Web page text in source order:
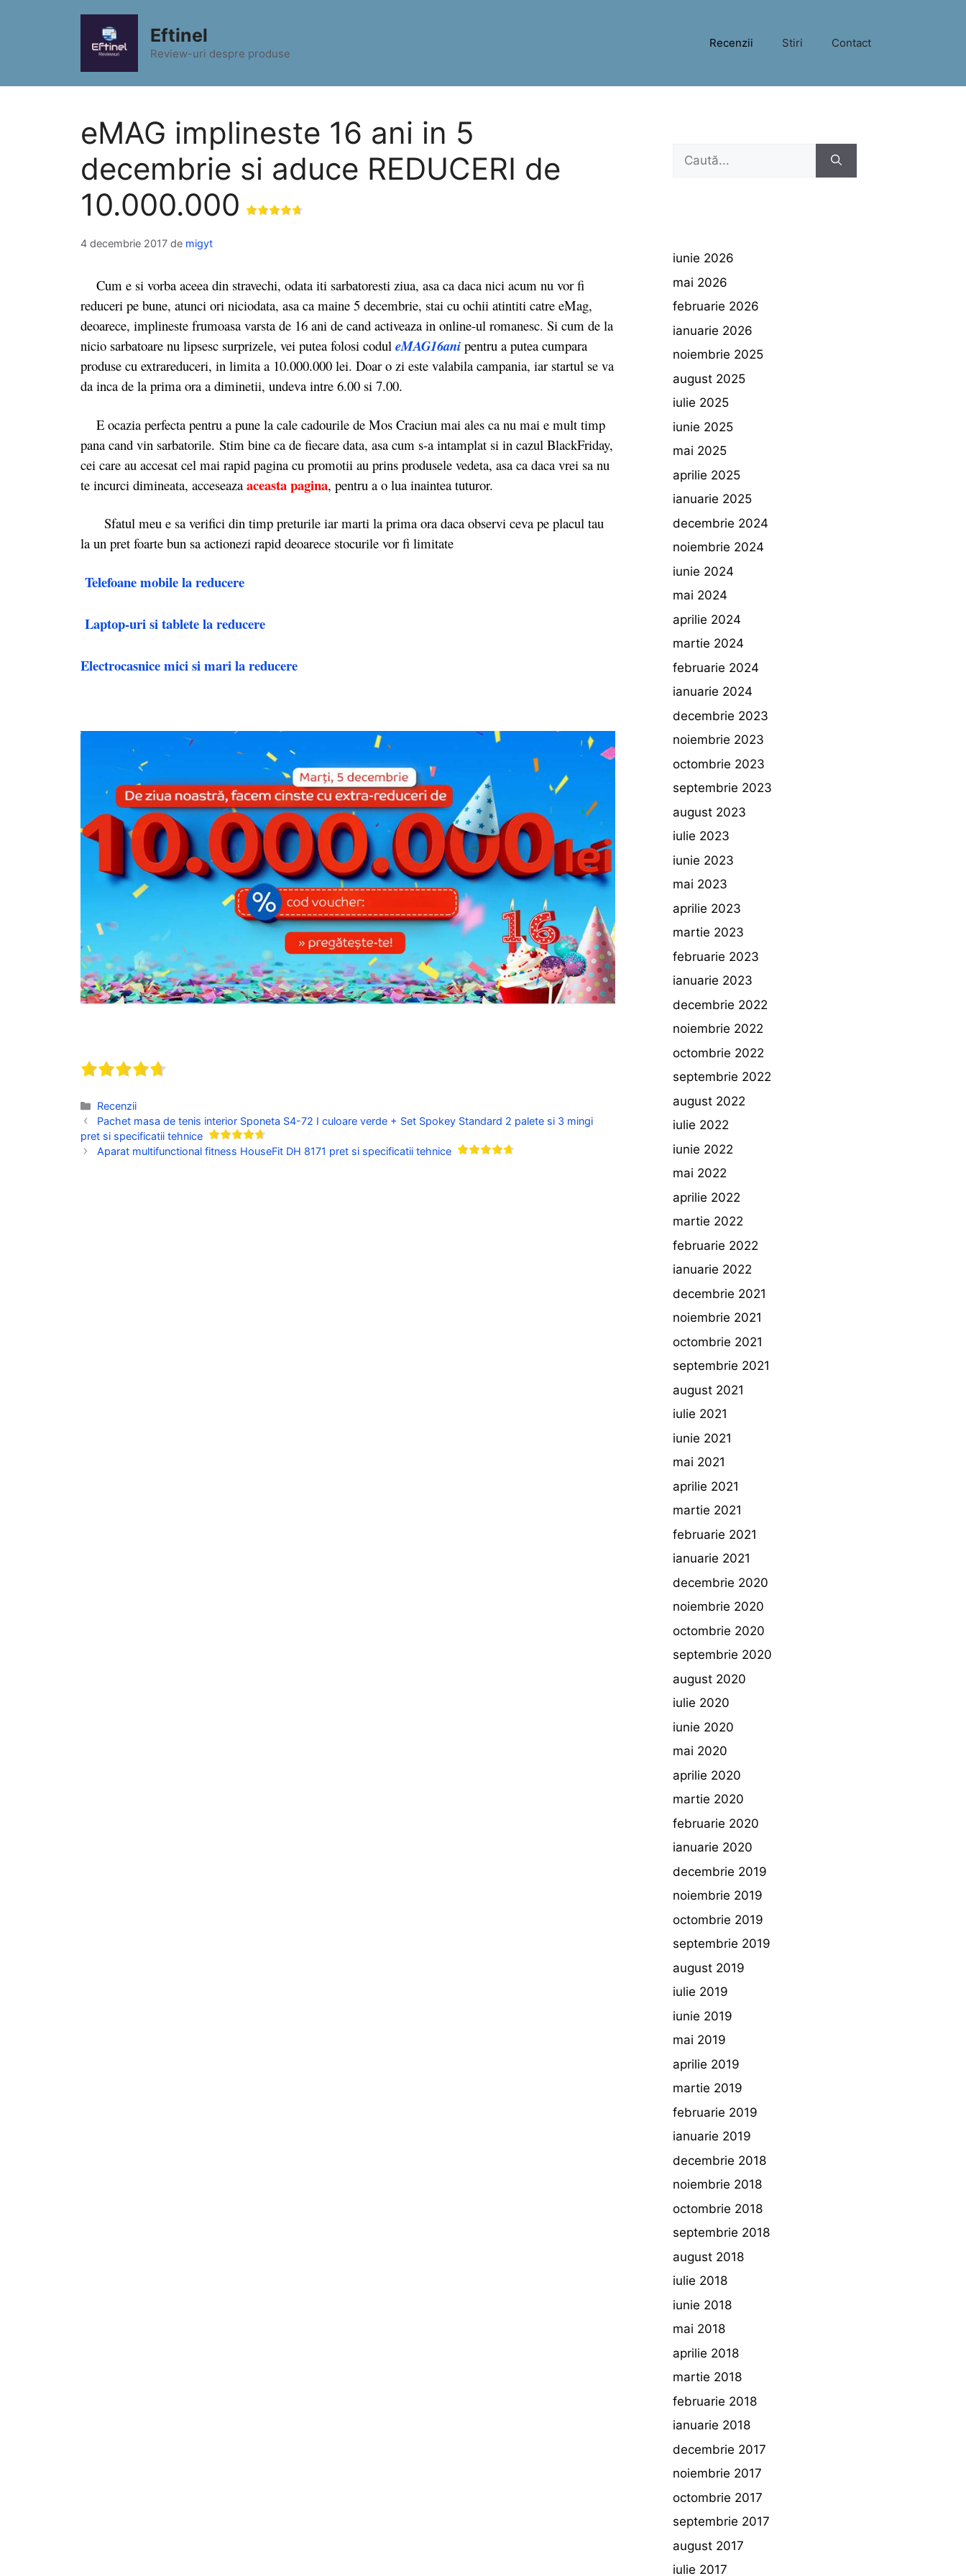
Eftinel
Review-uri despre produse
Recenzii Stiri Contact
eMAG implineste 16 ani in 5
decembrie si aduce REDUCERI de
10.000.000
4 decembrie 2017 de migyt
Cum e si vorba aceea din stravechi, odata iti sarbatoresti ziua, asa ca daca nici acum nu vor fi
reduceri pe bune, atunci ori niciodata, asa ca maine 5 decembrie, stai cu ochii atintiti catre eMag,
deoarece, implineste frumoasa varsta de 16 ani de cand activeaza in online-ul romanesc. Si cum de la
nicio sarbatoare nu lipsesc surprizele, vei putea folosi codul eMAG16ani pentru a putea cumpara
produse cu extrareduceri, in limita a 10.000.000 lei. Doar o zi este valabila campania, iar startul se va
da inca de la prima ora a diminetii, undeva intre 6.00 si 7.00.
E ocazia perfecta pentru a pune la cale cadourile de Mos Craciun mai ales ca nu mai e mult timp
pana cand vin sarbatorile. Stim bine ca de fiecare data, asa cum s-a intamplat si in cazul BlackFriday,
cei care au accesat cel mai rapid pagina cu promotii au prins produsele vedeta, asa ca daca vrei sa nu
te incurci dimineata, acceseaza aceasta pagina, pentru a o lua inaintea tuturor.
Sfatul meu e sa verifici din timp preturile iar marti la prima ora daca observi ceva pe placul tau
la un pret foarte bun sa actionezi rapid deoarece stocurile vor fi limitate
Telefoane mobile la reducere
Laptop-uri si tablete la reducere
Electrocasnice mici si mari la reducere
Categorii
Recenzii
Pachet masa de tenis interior Sponeta S4-72 I culoare verde + Set Spokey Standard 2 palete si 3 mingi
pret si specificatii tehnice
Aparat multifunctional fitness HouseFit DH 8171 pret si specificatii tehnice
Caută
iunie 2026
mai 2026
februarie 2026
ianuarie 2026
noiembrie 2025
august 2025
iulie 2025
iunie 2025
mai 2025
aprilie 2025
ianuarie 2025
decembrie 2024
noiembrie 2024
iunie 2024
mai 2024
aprilie 2024
martie 2024
februarie 2024
ianuarie 2024
decembrie 2023
noiembrie 2023
octombrie 2023
septembrie 2023
august 2023
iulie 2023
iunie 2023
mai 2023
aprilie 2023
martie 2023
februarie 2023
ianuarie 2023
decembrie 2022
noiembrie 2022
octombrie 2022
septembrie 2022
august 2022
iulie 2022
iunie 2022
mai 2022
aprilie 2022
martie 2022
februarie 2022
ianuarie 2022
decembrie 2021
noiembrie 2021
octombrie 2021
septembrie 2021
august 2021
iulie 2021
iunie 2021
mai 2021
aprilie 2021
martie 2021
februarie 2021
ianuarie 2021
decembrie 2020
noiembrie 2020
octombrie 2020
septembrie 2020
august 2020
iulie 2020
iunie 2020
mai 2020
aprilie 2020
martie 2020
februarie 2020
ianuarie 2020
decembrie 2019
noiembrie 2019
octombrie 2019
septembrie 2019
august 2019
iulie 2019
iunie 2019
mai 2019
aprilie 2019
martie 2019
februarie 2019
ianuarie 2019
decembrie 2018
noiembrie 2018
octombrie 2018
septembrie 2018
august 2018
iulie 2018
iunie 2018
mai 2018
aprilie 2018
martie 2018
februarie 2018
ianuarie 2018
decembrie 2017
noiembrie 2017
octombrie 2017
septembrie 2017
august 2017
iulie 2017